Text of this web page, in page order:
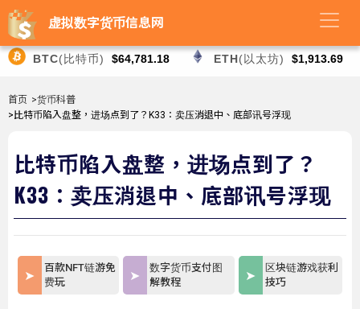
虚拟数字货币信息网
BTC(比特币) $64,781.18 ETH(以太坊) $1,913.69
首页 >货币科普
>比特币陷入盘整，进场点到了？K33：卖压消退中、底部讯号浮现
比特币陷入盘整，进场点到了？
K33：卖压消退中、底部讯号浮现
百款NFT链游免
费玩
数字货币支付图
解教程
区块链游戏获利
技巧